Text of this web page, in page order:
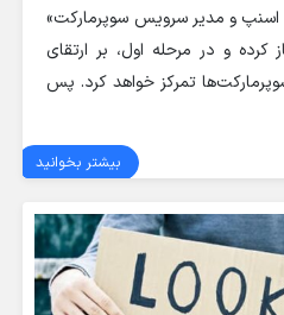
اسنپ و مدیر سرویس سوپرمارکت»
کرده و در مرحله اول، بر ارتقای
تمرکز خواهد کرد. پس
بیشتر بخوانید